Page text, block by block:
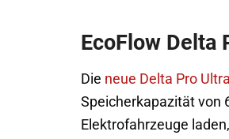
EcoFlow Delta
Die neue Delta Pro
Speicherkapazität von
Elektrofahrzeuge